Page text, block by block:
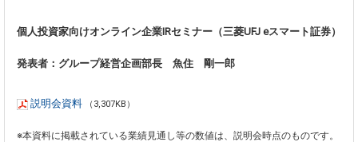
個人投資家向けオンライン企業IRセミナー（三菱UFJ eスマート証券）
発表者：グループ経営企画部長 魚住 剛一郎
説明会資料 （3,307KB）
※本資料に掲載されている業績見通し等の数値は、説明会時点のものです。